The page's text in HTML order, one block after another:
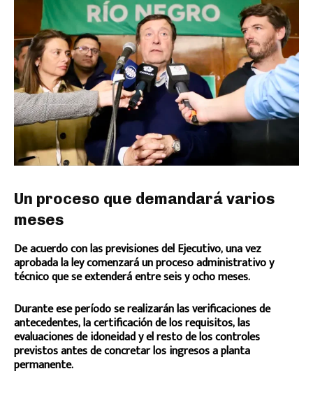
Un proceso que demandará varios
meses
De acuerdo con las previsiones del Ejecutivo, una vez
aprobada la ley comenzará un proceso administrativo y
técnico que se extenderá entre seis y ocho meses.
Durante ese período se realizarán las verificaciones de
antecedentes, la certificación de los requisitos, las
evaluaciones de idoneidad y el resto de los controles
previstos antes de concretar los ingresos a planta
permanente.